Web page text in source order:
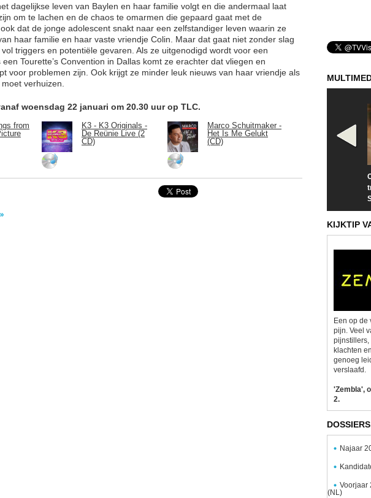
dagelijkse leven van Baylen en haar familie volgt en die andermaal laat
om te lachen en de chaos te omarmen die gepaard gaat met de
dat de jonge adolescent snakt naar een zelfstandiger leven waarin ze
haar familie en haar vaste vriendje Colin. Maar dat gaat niet zonder slag
triggers en potentiële gevaren. Als ze uitgenodigd wordt voor een
Tourette’s Convention in Dallas komt ze erachter dat vliegen en
voor problemen zijn. Ook krijgt ze minder leuk nieuws van haar vriendje als
moet verhuizen.
woensdag 22 januari om 20.30 uur op TLC.
from
K3 - K3 Originals -
De Reünie Live (2
CD)
Marco Schuitmaker -
Het Is Me Gelukt
(CD)
KIJKTIP
Een op de
pijn. Veel
pijnstillers,
klachten
genoeg
verslaafd.
'Zembla',
2.
DOSSIERS
Najaar
Voorjaar
(NL)